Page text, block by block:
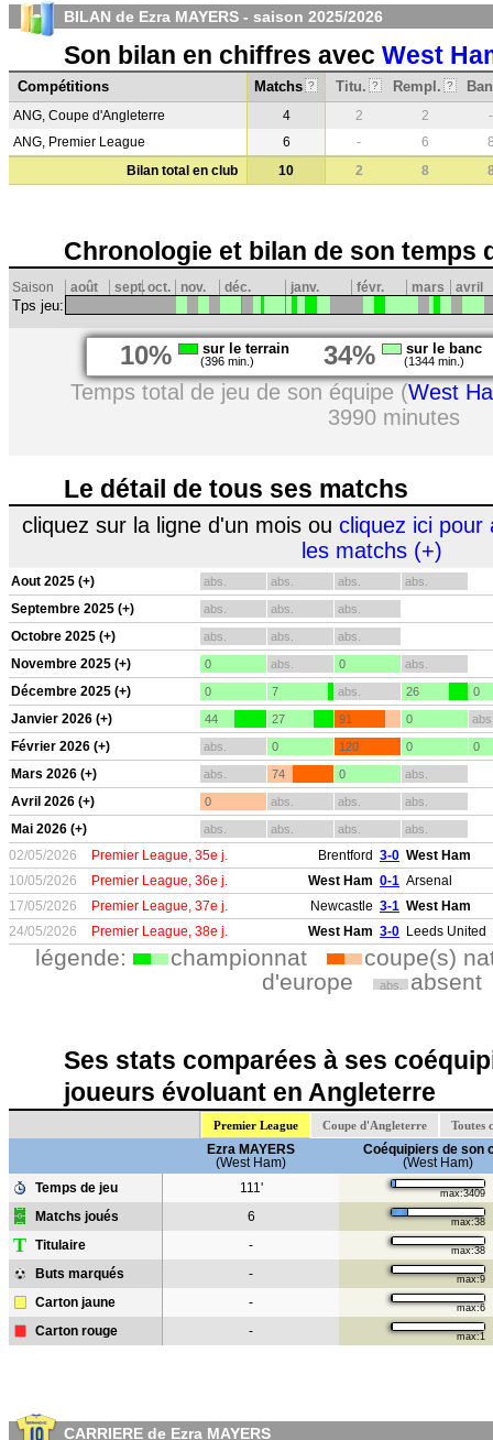
BILAN de Ezra MAYERS - saison 2025/2026
Son bilan en chiffres avec West
Compétitions Matchs ? Titu. ? Rempl. ?
ANG, Coupe d'Angleterre 4 2 2
-
ANG, Premier League
6 - 6
Bilan total en club
10 2 8
Chronologie et bilan de son temps
Saison août sept.oct. nov. déc. janv. févr. mars avril
Tps jeu:
10% sur le terrain
(396 min.) 34% sur le banc
(1344 min.)
Temps total de jeu de son équipe (West
3990 minutes
Le détail de tous ses matchs
cliquez sur la ligne d'un mois ou cliquez ici pour
les matchs (+)
Aout 2025 (+) abs. abs. abs. abs.
Septembre 2025 (+) abs. abs. abs.
Octobre 2025 (+) abs. abs. abs.
Novembre 2025 (+) 0 abs. 0 abs.
Décembre 2025 (+) 0 7 abs. 26 0
Janvier 2026 (+) 44 27 91 0
Février 2026 (+) abs. 0 120 0 0
Mars 2026 (+) abs. 74 0 abs.
Avril 2026 (+) 0 abs. abs. abs.
Mai 2026 (+) abs. abs. abs. abs.
02/05/2026 Premier League, 35e j. Brentford 3-0 West Ham
10/05/2026
Premier League, 36e j. West Ham 0-1 Arsenal
17/05/2026
Premier League, 37e j. Newcastle 3-1 West Ham
24/05/2026
Premier League, 38e j. West Ham 3-0 Leeds United
légende: championnat
coupe(s)
d'europe
abs. absent
Ses stats comparées à ses
joueurs évoluant en Angleterre
Premier League Coupe d'Angleterre Toutes
Ezra MAYERS
(West Ham)
Coéquipiers de son
(West Ham)
Temps de jeu
111' max:3409
Matchs joués 6 max:38
T Titulaire - max:38
Buts marqués - max:9
Carton jaune - max:6
Carton rouge - max:1
CARRIERE de Ezra MAYERS